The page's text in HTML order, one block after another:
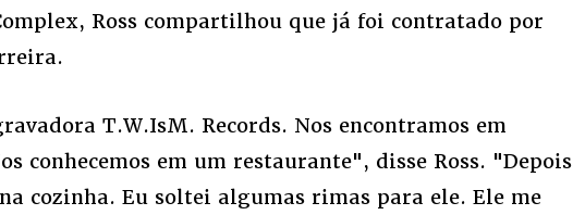
Ross compartilhou que já foi contratado por
T.W.IsM. Records. Nos encontramos em
conhecemos em um restaurante", disse Ross. "Depois
cozinha. Eu soltei algumas rimas para ele. Ele me